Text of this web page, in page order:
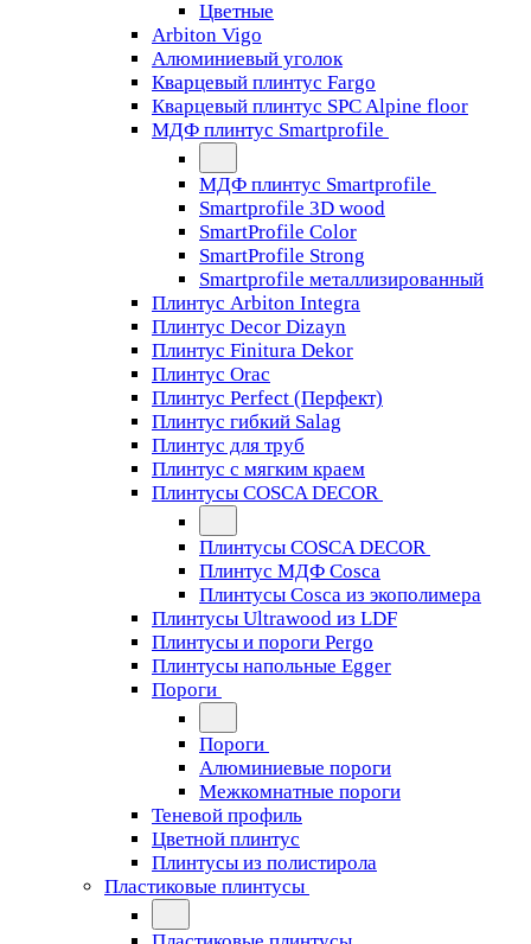
Цветные
Arbiton Vigo
Алюминиевый уголок
Кварцевый плинтус Fargo
Кварцевый плинтус SPC Alpine floor
МДФ плинтус Smartprofile
МДФ плинтус Smartprofile
Smartprofile 3D wood
SmartProfile Color
SmartProfile Strong
Smartprofile металлизированный
Плинтус Arbiton Integra
Плинтус Decor Dizayn
Плинтус Finitura Dekor
Плинтус Orac
Плинтус Perfect (Перфект)
Плинтус гибкий Salag
Плинтус для труб
Плинтус с мягким краем
Плинтусы COSCA DECOR
Плинтусы COSCA DECOR
Плинтус МДФ Cosca
Плинтусы Cosca из экополимера
Плинтусы Ultrawood из LDF
Плинтусы и пороги Pergo
Плинтусы напольные Egger
Пороги
Пороги
Алюминиевые пороги
Межкомнатные пороги
Теневой профиль
Цветной плинтус
Плинтусы из полистирола
Пластиковые плинтусы